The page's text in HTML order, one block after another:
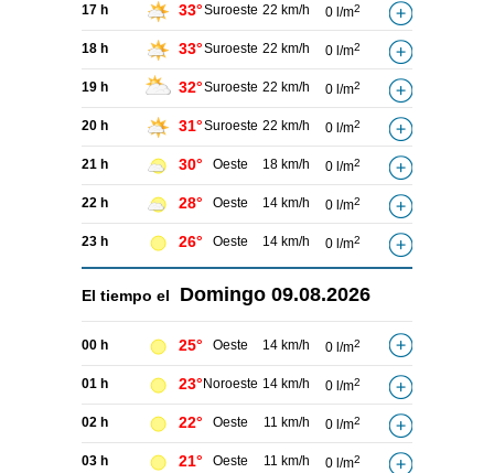
17 h 33°Suroeste 22 km/h 0 l/m2
18 h 33°Suroeste 22 km/h 0 l/m2
19 h 32°Suroeste 22 km/h 0 l/m2
20 h 31°Suroeste 22 km/h 0 l/m2
21 h 30° Oeste 18 km/h 0 l/m2
22 h 28° Oeste 14 km/h 0 l/m2
23 h 26° Oeste 14 km/h 0 l/m2
El tiempo el Domingo 09.08.2026
00 h 25° Oeste 14 km/h 0 l/m2
01 h 23° Noroeste 14 km/h 0 l/m2
02 h 22° Oeste 11 km/h 0 l/m2
03 h 21° Oeste 11 km/h 0 l/m2